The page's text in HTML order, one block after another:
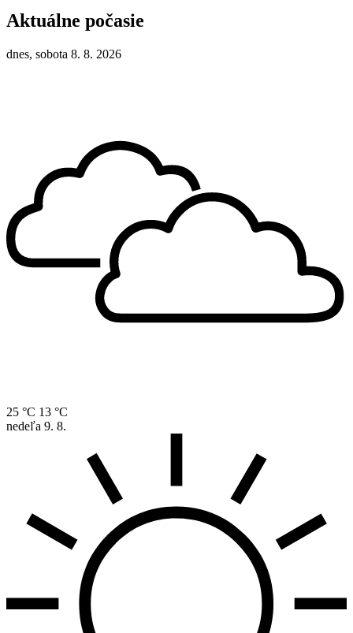
Aktuálne počasie
dnes, sobota 8. 8. 2026
25 °C 13 °C
nedeľa 9. 8.